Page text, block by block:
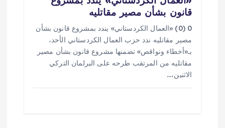
قانون بشأن مصير مقاتليه
0 (0) «العمال الكردستاني» يندد بمشروع قانون بشأن
مصير مقاتليه ندد حزب العمال الكردستاني الأحد،
بـ«أخطاء ونواقص» تضمنها مشروع قانون بشأن مصير
مقاتليه من المرتقب طرحه على البرلمان التركي
الاثنين،…